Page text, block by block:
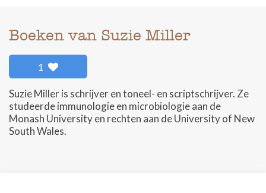
Boeken van Suzie Miller
1
Suzie Miller is schrijver en toneel- en scriptschrijver. Ze
studeerde immunologie en microbiologie aan de
Monash University en rechten aan de University of New
South Wales.